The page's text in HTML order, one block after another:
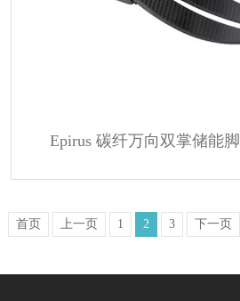
Epirus 碳纤万向双掌储能脚
首页 上一页 1 2 3 下一页